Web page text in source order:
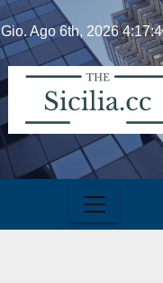
Gio. Ago 6th, 2026